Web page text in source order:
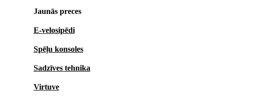
Jaunās preces
E-velosipēdi
Spēļu konsoles
Sadzīves tehnika
Virtuve